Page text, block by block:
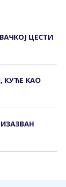
ЦЕСТИ
КУЋЕ КАО